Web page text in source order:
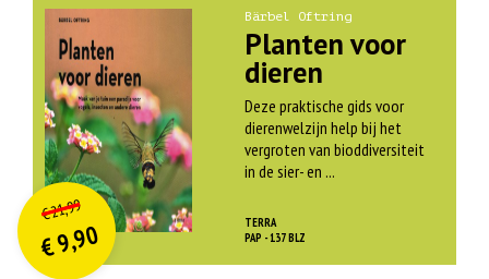
Bärbel Oftring
Planten voor
dieren
Deze praktische gids voor
dierenwelzijn help bij het
vergroten van bioddiversiteit
in de sier- en ...
TERRA
PAP - 137 BLZ
€21,99O
orspr
onkelijke
prijs
was:
€ 21,99.
€9,90
Huidige
prijs
is:
€ 9,90.